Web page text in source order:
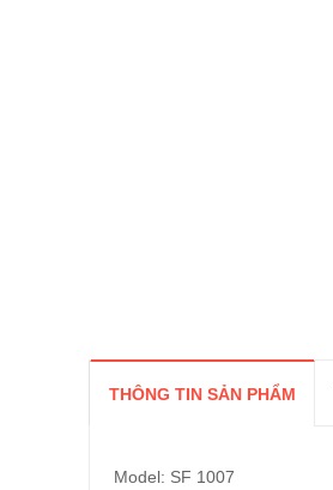
THÔNG TIN SẢN PHẨM
Model: SF 1007